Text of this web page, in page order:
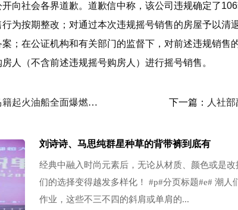
向社会各界道歉。道歉信中称，该公司违规确定了
为按期整改；对通过本次违规摇号销售的房屋予以清
；在公证机构和有关部门的监督下，对前述违规销售
人（不含前述违规摇号购房人）进行摇号销售。
油船全面爆燃有沉没危险 下一篇： 人社部副
刘诗诗、马思纯群星种草的背带裤到底有
经典中融入时尚元素后，无论从材质、颜色或是
们的选择变得越发多样化！ #p#分页标题#e# 潮人
作业，这些不三不四的斜肩或单肩的...